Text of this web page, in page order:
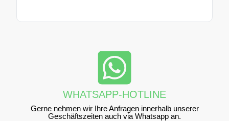
WHATSAPP-HOTLINE
Gerne nehmen wir Ihre Anfragen innerhalb unserer
Geschäftszeiten auch via Whatsapp an.